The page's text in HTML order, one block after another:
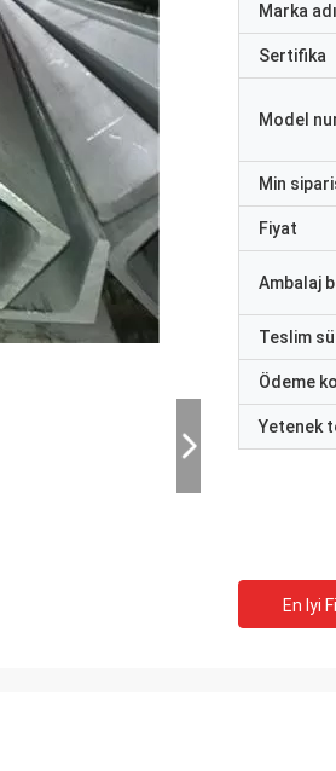
Marka adı
Sertifika
Model
Min
Fiyat
Ambalaj
Teslim
Ödeme
Yetenek
En Iyi